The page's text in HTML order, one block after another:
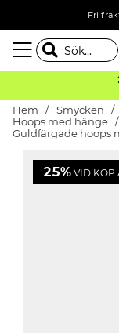
Fri
Hem Smycken
Hoops med hänge
Guldfärgade hoops
25% VID KÖP